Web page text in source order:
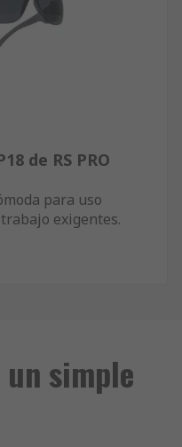
de RS PRO
para uso
exigentes.
simple